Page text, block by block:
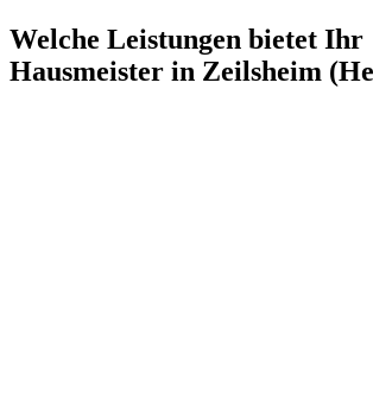
Welche Leistungen bietet Ihr
Hausmeister in Zeilsheim